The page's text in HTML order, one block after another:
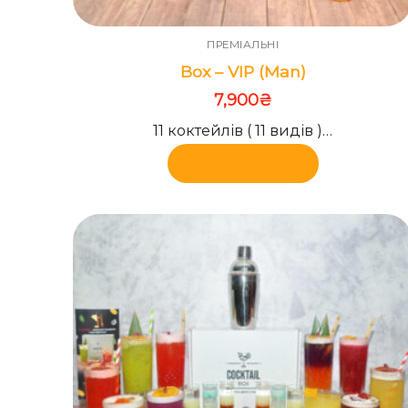
ПРЕМІАЛЬНІ
Box – VIP (Man)
7,900₴
11 коктейлів ( 11 видів )…